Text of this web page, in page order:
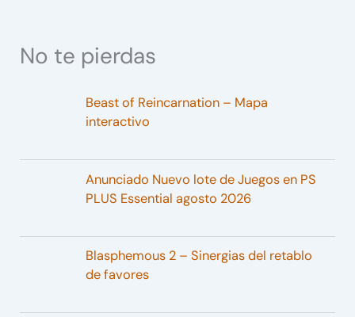
No te pierdas
Beast of Reincarnation – Mapa
interactivo
Anunciado Nuevo lote de Juegos en PS
PLUS Essential agosto 2026
Blasphemous 2 – Sinergias del retablo
de favores